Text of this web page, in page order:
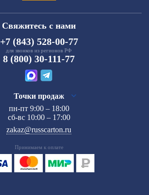
Свяжитесь с нами
+7 (843) 528-00-77
для звонков из регионов РФ
8 (800) 30-111-77
Точки продаж
пн-пт 9:00 – 18:00
сб-вс 10:00 – 17:00
zakaz@russcarton.ru
Принимаем к оплате